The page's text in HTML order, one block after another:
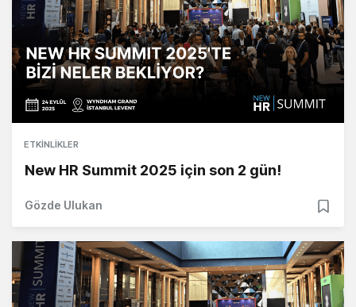
ETKINLIKLER
New HR Summit 2025 için son 2 gün!
Gözde Ulukan